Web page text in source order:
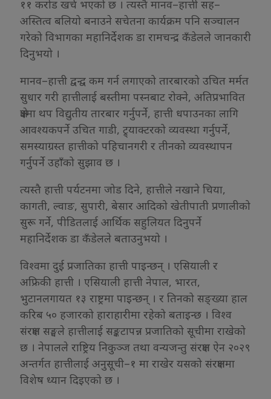
११ करोड खर्च भएको छ । त्यस्तै मानव–हात्ती सह–
अस्तित्व बलियो बनाउने सचेतना कार्यक्रम पनि सञ्चालन
गरेको विभागका महानिर्देशक डा रामचन्द्र कँडेलले जानकारी
दिनुभयो ।
मानव–हात्ती द्वन्द्व कम गर्न लगाएको तारबारको उचित मर्मत
सुधार गरी हात्तीलाई बस्तीमा पस्नबाट रोक्ने, अतिप्रभावित
क्षेत्रमा थप विद्युतीय तारबार गर्नुपर्ने, हात्ती धपाउनका लागि
आवश्यकपर्ने उचित गाडी, ट्र्याक्टरको व्यवस्था गर्नुपर्ने,
समस्याग्रस्त हात्तीको पहिचानगरी र तीनको व्यवस्थापन
गर्नुपर्ने उहाँको सुझाव छ ।
त्यस्तै हात्ती पर्यटनमा जोड दिने, हात्तीले नखाने चिया,
कागती, ल्वाङ, सुपारी, बेसार आदिको खेतीपाती प्रणालीको
सुरू गर्ने, पीडितलाई आर्थिक सहुलियत दिनुपर्ने
महानिर्देशक डा कँडेलले बताउनुभयो ।
विश्वमा दुई प्रजातिका हात्ती पाइन्छन् । एसियाली र
अफ्रिकी हात्ती । एसियाली हात्ती नेपाल, भारत,
भुटानलगायत १३ राष्ट्रमा पाइन्छन् । र तिनको सङ्ख्या हाल
करिब ५० हजारको हाराहारीमा रहेको बताइन्छ । विश्व
संरक्षण सङ्घले हात्तीलाई सङ्कटापन्न प्रजातिको सूचीमा राखेको
छ । नेपालले राष्ट्रिय निकुञ्ज तथा वन्यजन्तु संरक्षण ऐन २०२९
अन्तर्गत हात्तीलाई अनुसूची–१ मा राखेर यसको संरक्षणमा
विशेष ध्यान दिइएको छ ।